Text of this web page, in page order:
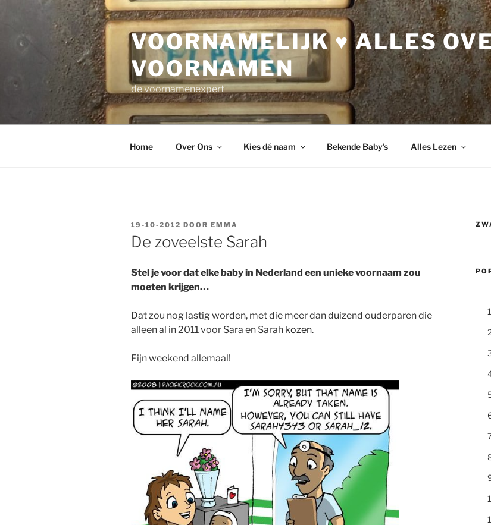
inhoud
VOORNAMELIJK ♥ ALLES
VOORNAMEN
de voornamenexpert
Home Over Ons Kies dé naam Bekende Baby’s Alles Lezen
GEPLAATST
OP
19-10-2012 DOOR EMMA
De zoveelste Sarah
Stel je voor dat elke baby in Nederland een unieke voornaam zou
moeten krijgen…
Dat zou nog lastig worden, met die meer dan duizend ouderparen die
alleen al in 2011 voor Sara en Sarah kozen.
Fijn weekend allemaal!